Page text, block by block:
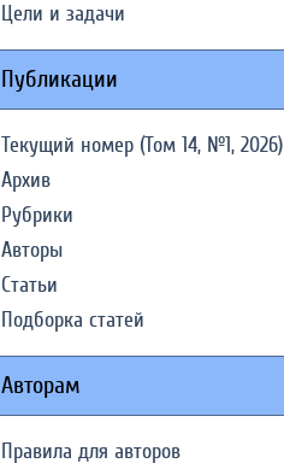
Цели и задачи
Публикации
Текущий номер (Том 14, №1, 2026)
Архив
Рубрики
Авторы
Статьи
Подборка статей
Авторам
Правила для авторов